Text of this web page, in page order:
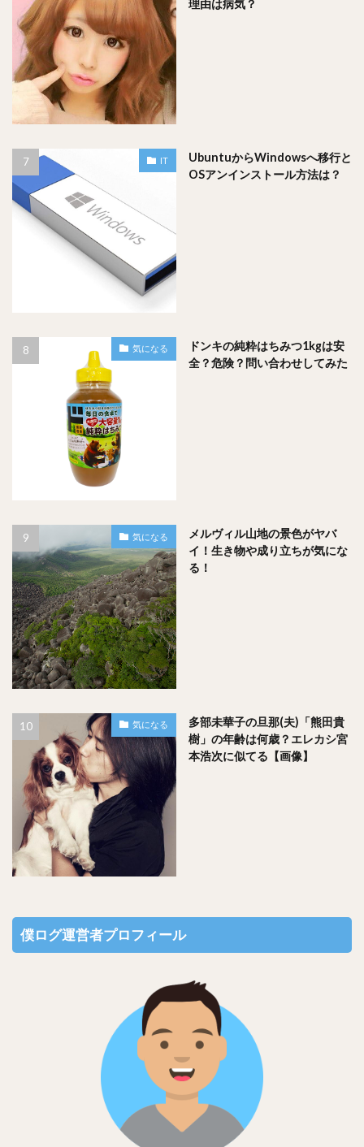
理由は病気？
IT
UbuntuからWindowsへ移行と
OSアンインストール方法は？
気になる
ドンキの純粋はちみつ1kgは安
全？危険？問い合わせしてみた
気になる
メルヴィル山地の景色がヤバ
イ！生き物や成り立ちが気にな
る！
気になる
多部未華子の旦那(夫)「熊田貴
樹」の年齢は何歳？エレカシ宮
本浩次に似てる【画像】
僕ログ運営者プロフィール